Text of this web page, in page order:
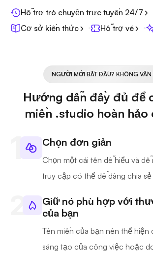
Hỗ trợ trò chuyện trực tuyến 24/7
Cơ sở kiến thức
Hỗ trợ vé
NGƯỜI MỚI BẮT ĐẦU? KHÔNG VẤN
Hướng dẫn đầy đủ để
miền .studio hoàn hảo
Chọn đơn giản
Chọn một cái tên dễ hiểu và
truy cập có thể dễ dàng chia sẻ
Giữ nó phù hợp với
của bạn
Tên miền của bạn nên thể
sáng tạo của công việc hoặc